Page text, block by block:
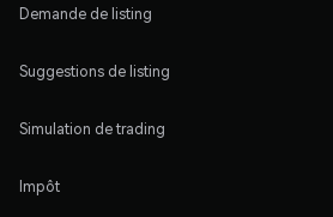
Demande de listing
Suggestions de listing
Simulation de trading
Impôt